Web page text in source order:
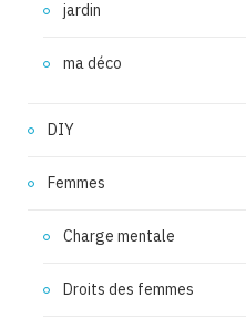
jardin
ma déco
DIY
Femmes
Charge mentale
Droits des femmes